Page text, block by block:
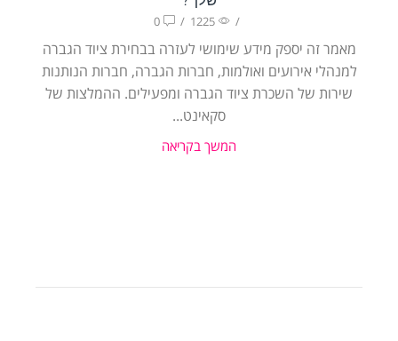
/
1225
/
0
מאמר זה יספק מידע שימושי לעזרה בבחירת ציוד הגברה
למנהלי אירועים ואולמות, חברות הגברה, חברות הנותנות
שירות של השכרת ציוד הגברה ומפעילים. ההמלצות של
סקאינט...
המשך בקריאה